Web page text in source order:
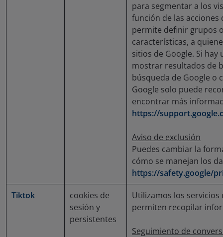
para segmentar a los
función de las
permite definir grupos
características, a
sitios de Google. Si
mostrar resultados de
búsqueda de Google o
Google solo puede
encontrar más
https://
Aviso de exclusión
Puedes cambiar la
cómo se manejan los
https://safety.google/
Tiktok
cookies de
sesión y
persistentes
Utilizamos los servicios
permiten recopilar
Seguimiento de